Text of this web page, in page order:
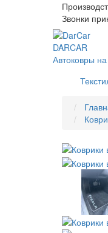
Звонки
DARCAR
Автоковры